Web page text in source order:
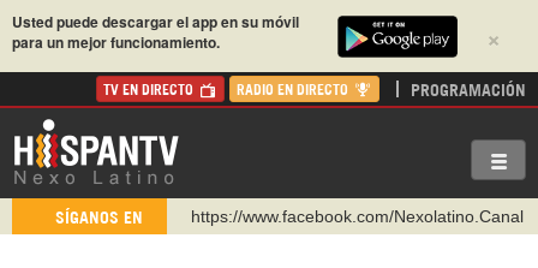
×
Usted puede descargar el app en su móvil
para un mejor funcionamiento.
TV EN DIRECTO RADIO EN DIRECTO PROGRAMACIÓN
SÍGANOS EN
https://www.facebook.com/Nexolatino.Canal